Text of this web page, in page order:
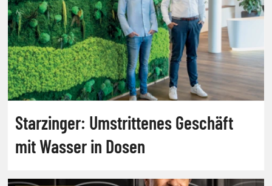
Starzinger: Umstrittenes Geschäft
mit Wasser in Dosen